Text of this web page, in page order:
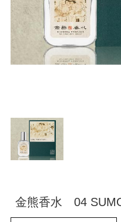
金熊香水 04